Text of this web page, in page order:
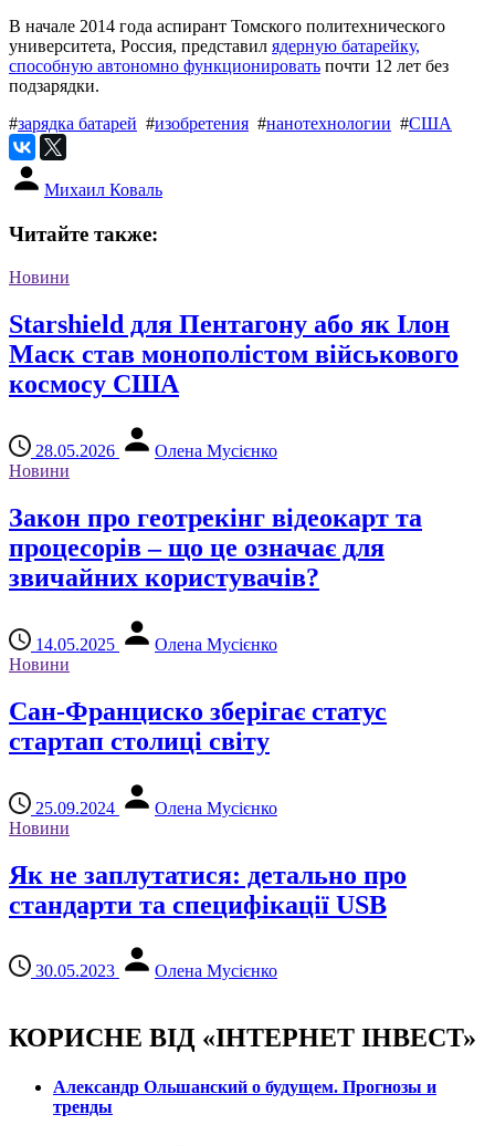
В начале 2014 года аспирант Томского политехнического
университета, Россия, представил ядерную батарейку,
способную автономно функционировать почти 12 лет без
подзарядки.
#зарядка батарей #изобретения #нанотехнологии #США
Михаил Коваль
Читайте также:
Новини
Starshield для Пентагону або як Ілон
Маск став монополістом військового
космосу США
28.05.2026
Олена Мусієнко
Новини
Закон про геотрекінг відеокарт та
процесорів – що це означає для
звичайних користувачів?
14.05.2025
Олена Мусієнко
Новини
Сан-Франциско зберігає статус
стартап столиці світу
25.09.2024
Олена Мусієнко
Новини
Як не заплутатися: детально про
стандарти та специфікації USB
30.05.2023 Олена Мусієнко
КОРИСНЕ ВІД «ІНТЕРНЕТ ІНВЕСТ»
Александр Ольшанский о будущем. Прогнозы и
тренды